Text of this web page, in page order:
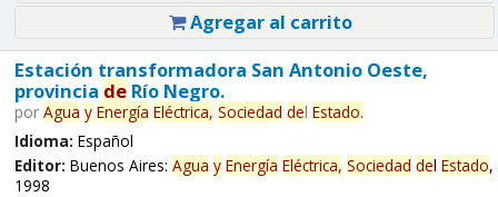
Agregar al carrito
Estación transformadora San Antonio Oeste,
provincia deRío Negro.
por Agua y Energía Eléctrica, Sociedad del Estado.
Idioma: Español
Editor: Buenos Aires: Agua y Energía Eléctrica, Sociedad del Estado,
1998